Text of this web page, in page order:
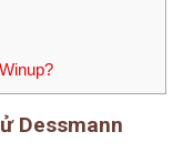
Dessmann